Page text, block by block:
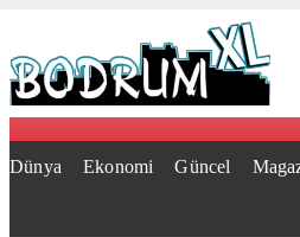
Dünya Ekonomi Güncel